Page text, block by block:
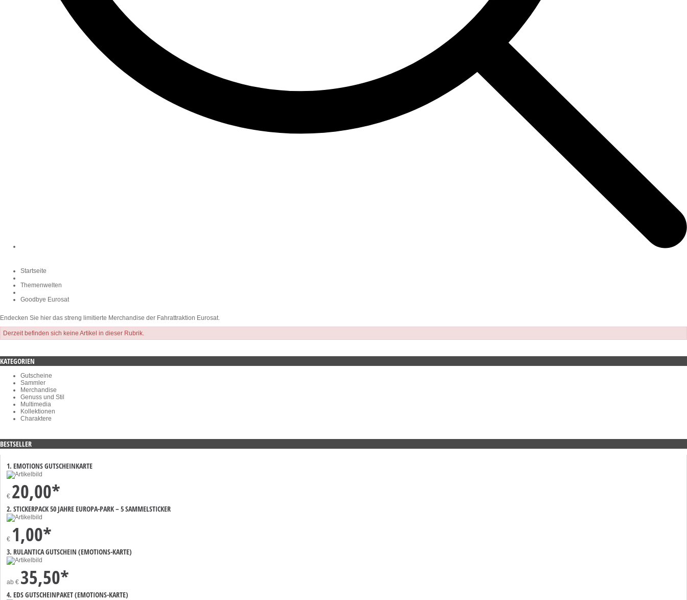
Startseite
Themenwelten
Goodbye Eurosat
Endecken Sie hier das streng limitierte Merchandise der Fahrattraktion Eurosat.
Derzeit befinden sich keine Artikel in dieser Rubrik.
KATEGORIEN
Gutscheine
Sammler
Merchandise
Genuss und Stil
Multimedia
Kollektionen
Charaktere
BESTSELLER
1. EMOTIONS GUTSCHEINKARTE
€ 20,00*
2. STICKERPACK 50 JAHRE EUROPA-PARK – 5 SAMMELSTICKER
€ 1,00*
3. RULANTICA GUTSCHEIN (EMOTIONS-KARTE)
ab € 35,50*
4. EDS GUTSCHEINPAKET (EMOTIONS-KARTE)